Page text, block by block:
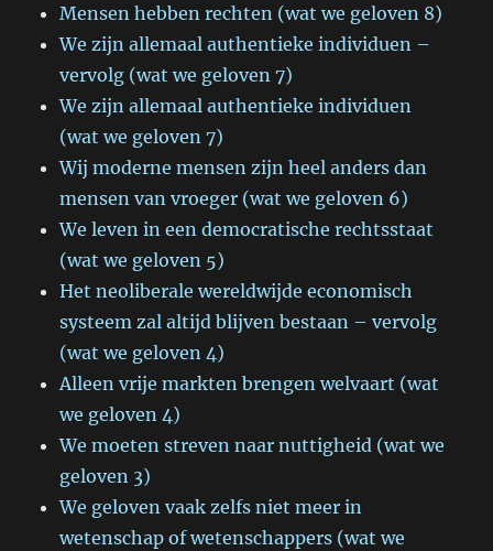
Mensen hebben rechten (wat we geloven 8)
We zijn allemaal authentieke individuen –
vervolg (wat we geloven 7)
We zijn allemaal authentieke individuen
(wat we geloven 7)
Wij moderne mensen zijn heel anders dan
mensen van vroeger (wat we geloven 6)
We leven in een democratische rechtsstaat
(wat we geloven 5)
Het neoliberale wereldwijde economisch
systeem zal altijd blijven bestaan – vervolg
(wat we geloven 4)
Alleen vrije markten brengen welvaart (wat
we geloven 4)
We moeten streven naar nuttigheid (wat we
geloven 3)
We geloven vaak zelfs niet meer in
wetenschap of wetenschappers (wat we